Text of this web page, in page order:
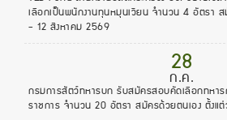
เลือกเป็นพนักงานทุนหมุนเวียน จำนวน 4 อัตรา
- 12 สิงหาคม 2569
28
ก.ค.
กรมการสัตว์ทหารบก รับสมัครสอบคัดเลือกทหาร
ราชการ จำนวน 20 อัตรา สมัครด้วยตนเอง ตั้ง